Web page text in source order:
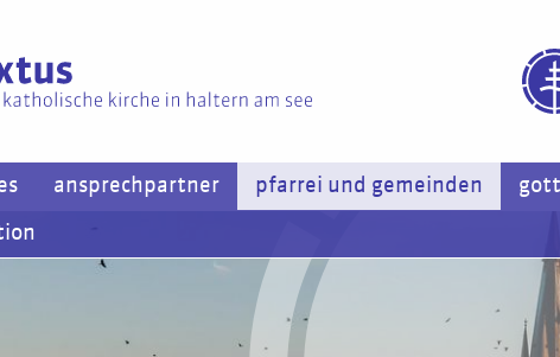
ansprechpartner pfarrei und gemeinden